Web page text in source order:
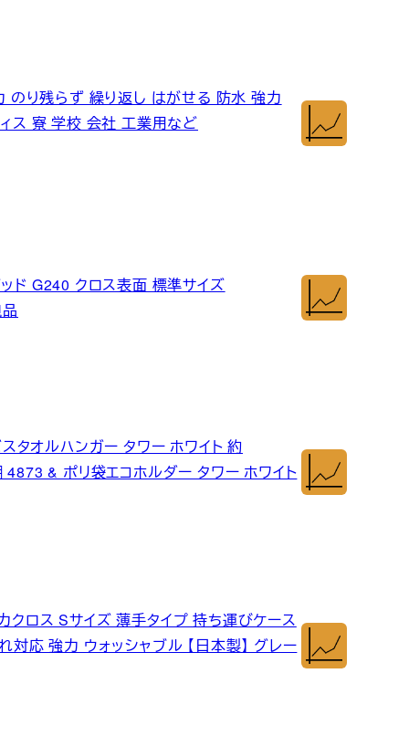
り残らず 繰り返し はがせる 防水 強力
ス 寮 学校 会社 工業用など
ド G240 クロス表面 標準サイズ
オルハンガー タワー ホワイト 約
& ポリ袋エコホルダー タワー ホワイト
クロス Sサイズ 薄手タイプ 持ち運びケース
応 強力 ウォッシャブル 【日本製】 グレー